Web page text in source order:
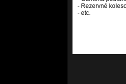
- Rezervné
- etc.